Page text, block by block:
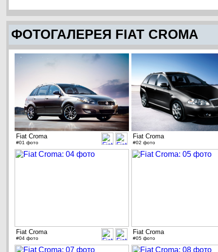
ФОТОГАЛЕРЕЯ FIAT CROMA
Fiat Croma
#01 фото
Fiat Croma
#02 фото
Fiat Croma
#04 фото
Fiat Croma
#05 фото